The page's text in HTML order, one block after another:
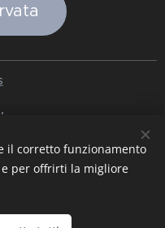
Nederlands
Română
Čeština
Hrvatski
il corretto funzionamento
per offrirti la migliore